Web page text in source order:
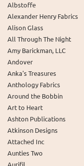
Albstoffe
Alexander Henry Fabrics
Alison Glass
All Through The Night
Amy Barickman, LLC
Andover
Anka's Treasures
Anthology Fabrics
Around the Bobbin
Art to Heart
Ashton Publications
Atkinson Designs
Attached Inc
Aunties Two
Aurifil